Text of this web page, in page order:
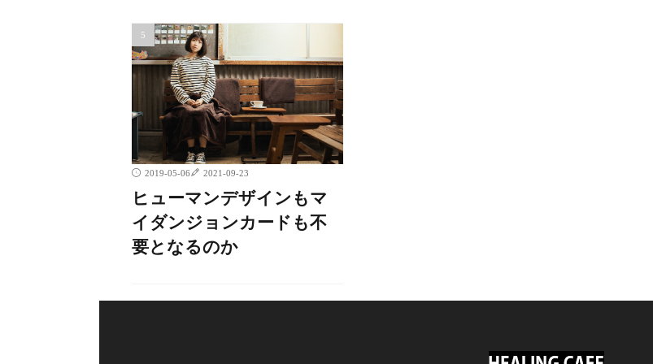
2019-05-06 2021-09-23
ヒューマンデザインもマ
イダンジョンカードも不
要となるのか